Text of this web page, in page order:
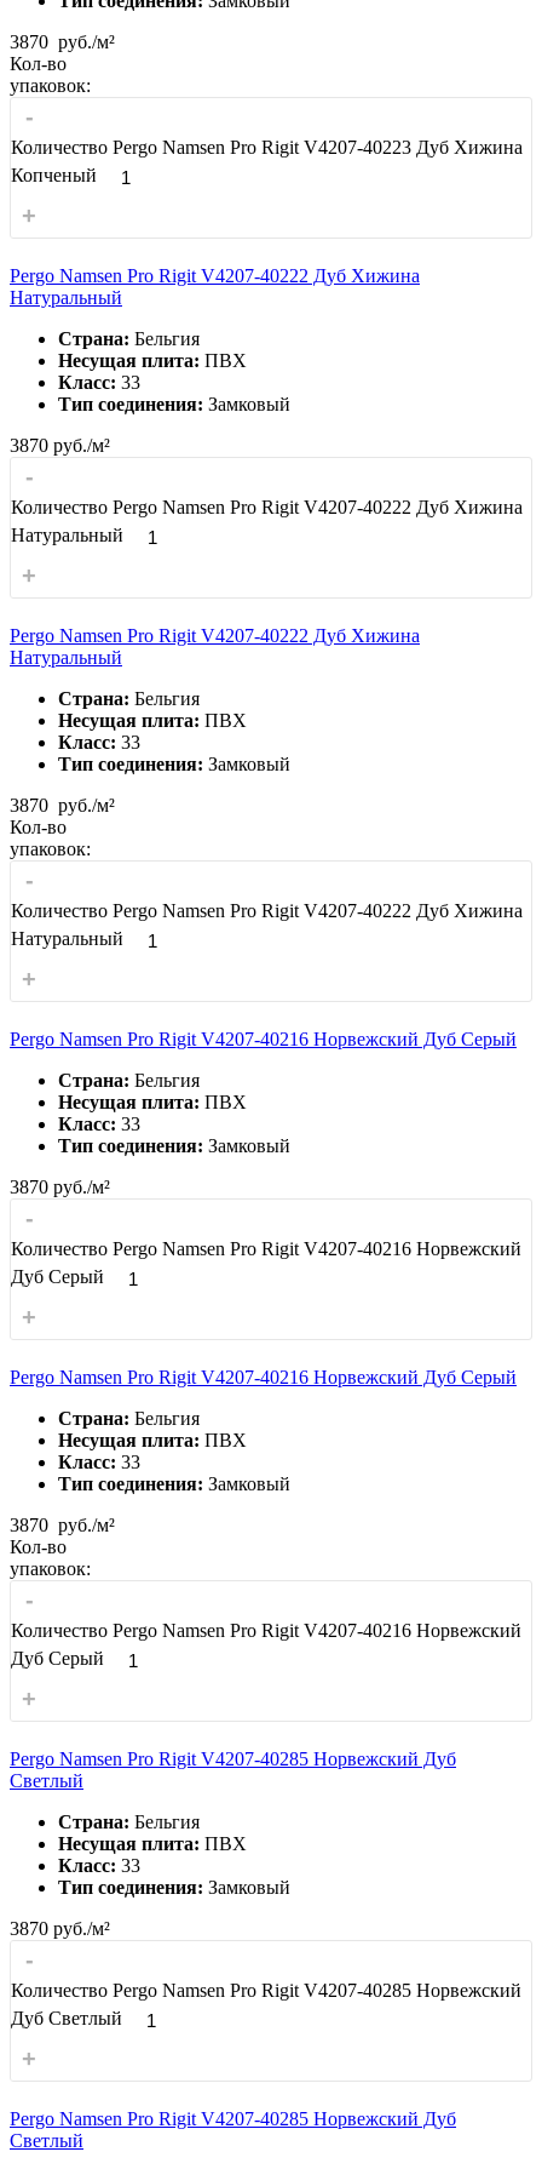
3870 руб./м²
Кол-во
упаковок:
-
Количество Pergo Namsen Pro Rigit V4207-40223 Дуб Хижина
Копченый
+
Pergo Namsen Pro Rigit V4207-40222 Дуб Хижина
Натуральный
Страна: Бельгия
Несущая плита: ПВХ
Класс: 33
Тип соединения: Замковый
3870 руб./м²
-
Количество Pergo Namsen Pro Rigit V4207-40222 Дуб Хижина
Натуральный
+
Pergo Namsen Pro Rigit V4207-40222 Дуб Хижина
Натуральный
Страна: Бельгия
Несущая плита: ПВХ
Класс: 33
Тип соединения: Замковый
3870 руб./м²
Кол-во
упаковок:
-
Количество Pergo Namsen Pro Rigit V4207-40222 Дуб Хижина
Натуральный
+
Pergo Namsen Pro Rigit V4207-40216 Норвежский Дуб Серый
Страна: Бельгия
Несущая плита: ПВХ
Класс: 33
Тип соединения: Замковый
3870 руб./м²
-
Количество Pergo Namsen Pro Rigit V4207-40216 Норвежский
Дуб Серый
+
Pergo Namsen Pro Rigit V4207-40216 Норвежский Дуб Серый
Страна: Бельгия
Несущая плита: ПВХ
Класс: 33
Тип соединения: Замковый
3870 руб./м²
Кол-во
упаковок:
-
Количество Pergo Namsen Pro Rigit V4207-40216 Норвежский
Дуб Серый
+
Pergo Namsen Pro Rigit V4207-40285 Норвежский Дуб
Светлый
Страна: Бельгия
Несущая плита: ПВХ
Класс: 33
Тип соединения: Замковый
3870 руб./м²
-
Количество Pergo Namsen Pro Rigit V4207-40285 Норвежский
Дуб Светлый
+
Pergo Namsen Pro Rigit V4207-40285 Норвежский Дуб
Светлый